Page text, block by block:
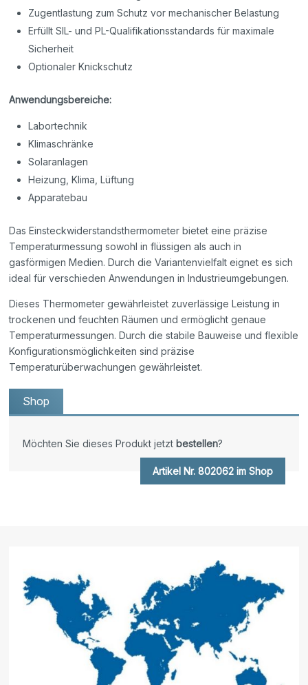
Zugentlastung zum Schutz vor mechanischer Belastung
Erfüllt SIL- und PL-Qualifikationsstandards für maximale
Sicherheit
Optionaler Knickschutz
Anwendungsbereiche:
Labortechnik
Klimaschränke
Solaranlagen
Heizung, Klima, Lüftung
Apparatebau
Das Einsteckwiderstandsthermometer bietet eine präzise
Temperaturmessung sowohl in flüssigen als auch in
gasförmigen Medien. Durch die Variantenvielfalt eignet es sich
ideal für verschieden Anwendungen in Industrieumgebungen.
Dieses Thermometer gewährleistet zuverlässige Leistung in
trockenen und feuchten Räumen und ermöglicht genaue
Temperaturmessungen. Durch die stabile Bauweise und flexible
Konfigurationsmöglichkeiten sind präzise
Temperaturüberwachungen gewährleistet.
Shop
Möchten Sie dieses Produkt jetzt bestellen?
Artikel Nr. 802062 im Shop